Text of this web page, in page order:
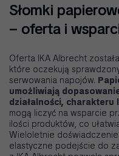
Słomki
– oferta i
Oferta IKA Albrecht
które oczekują
serwowania napojów.
umożliwiają
działalności, charakteru
mogą liczyć na wsparcie
ilości produktów, co
Wieloletnie
elastyczne podejście do